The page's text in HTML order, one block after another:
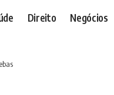
Direito Negócios